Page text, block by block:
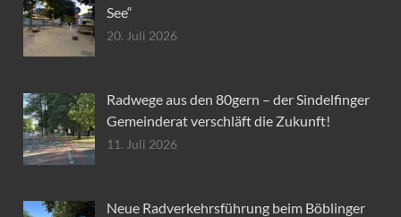
See“
20. Juli 2026
Radwege aus den 80gern – der Sindelfinger
Gemeinderat verschläft die Zukunft!
11. Juli 2026
Neue Radverkehrsführung beim Böblinger